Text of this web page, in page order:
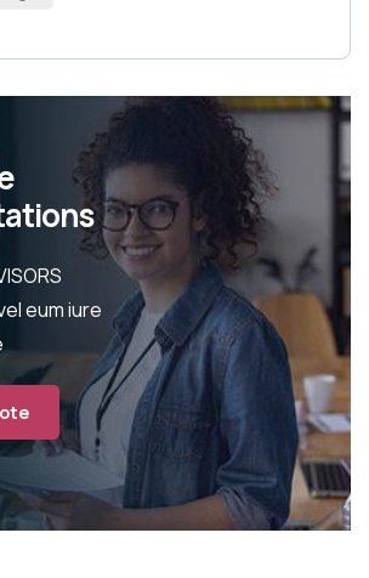
eum iure